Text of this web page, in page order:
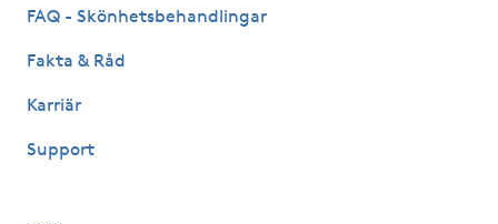
Luggklippning
Lymfmassage
FAQ - Skönhetsbehandlingar
Fakta & Råd
Karriär
Support